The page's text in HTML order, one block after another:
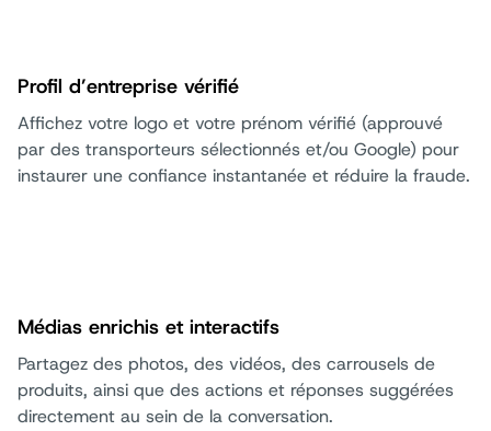
Profil d’entreprise vérifié
Affichez votre logo et votre prénom vérifié (approuvé
par des transporteurs sélectionnés et/ou Google) pour
instaurer une confiance instantanée et réduire la fraude.
Médias enrichis et interactifs
Partagez des photos, des vidéos, des carrousels de
produits, ainsi que des actions et réponses suggérées
directement au sein de la conversation.